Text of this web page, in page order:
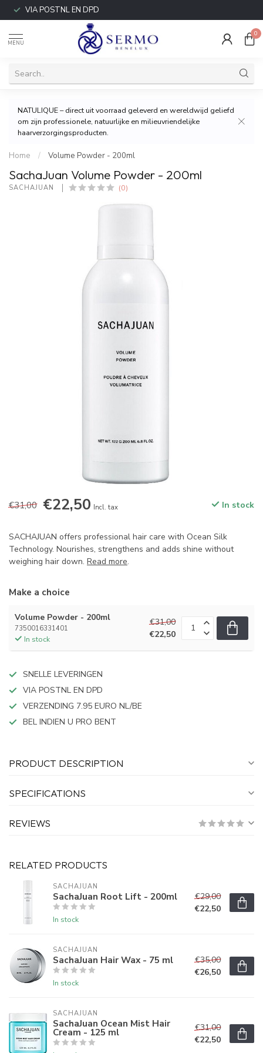
VIA POSTNL EN DPD
MENU
0
NATULIQUE – direct uit voorraad geleverd en wereldwijd geliefd
om zijn professionele, natuurlijke en milieuvriendelijke
haarverzorgingsproducten.
Home / Volume Powder - 200ml
SachaJuan Volume Powder - 200ml
SACHAJUAN (0)
€31,00 €22,50 Incl. tax In stock
SACHAJUAN offers professional hair care with Ocean Silk
Technology. Nourishes, strengthens and adds shine without
weighing hair down. Read more.
Make a choice
Volume Powder - 200ml
7350016331401
In stock
€31,00
€22,50
SNELLE LEVERINGEN
VIA POSTNL EN DPD
VERZENDING 7.95 EURO NL/BE
BEL INDIEN U PRO BENT
PRODUCT DESCRIPTION
SPECIFICATIONS
REVIEWS
RELATED PRODUCTS
SACHAJUAN
SachaJuan Root Lift - 200ml
In stock
€29,00
€22,50
SACHAJUAN
SachaJuan Hair Wax - 75 ml
In stock
€35,00
€26,50
SACHAJUAN
SachaJuan Ocean Mist Hair
Cream - 125 ml
€31,00
€22,50